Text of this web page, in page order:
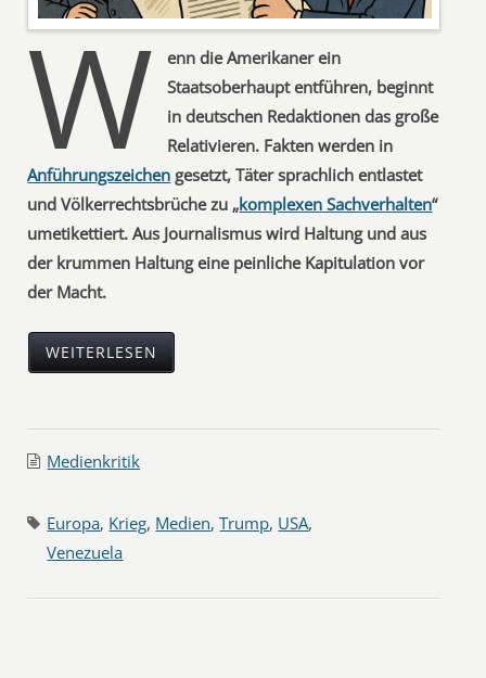
W
enn die Amerikaner ein
Staatsoberhaupt entführen, beginnt
in deutschen Redaktionen das große
Relativieren. Fakten werden in
Anführungszeichen gesetzt, Täter sprachlich entlastet
und Völkerrechtsbrüche zu „komplexen Sachverhalten“
umetikettiert. Aus Journalismus wird Haltung und aus
der krummen Haltung eine peinliche Kapitulation vor
der Macht.
WEITERLESEN
Medienkritik
Europa, Krieg, Medien,Trump, USA,
Venezuela